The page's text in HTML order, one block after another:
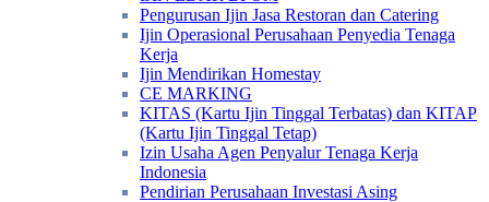
Pengurusan Ijin Jasa Restoran dan Catering
Ijin Operasional Perusahaan Penyedia Tenaga
Kerja
Ijin Mendirikan Homestay
CE MARKING
KITAS (Kartu Ijin Tinggal Terbatas) dan KITAP
(Kartu Ijin Tinggal Tetap)
Izin Usaha Agen Penyalur Tenaga Kerja
Indonesia
Pendirian Perusahaan Investasi Asing